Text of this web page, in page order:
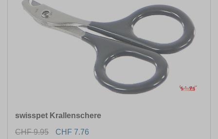
swisspet Krallenschere
CHF 9.95
CHF 7.76